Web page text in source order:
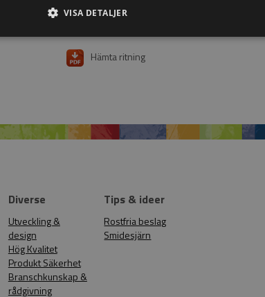
Weight
Hämta ritning
Diverse
Utveckling &
design
Hög Kvalitet
Produkt Säkerhet
Branschkunskap &
rådgivning
Tips & ideer
Rostfria beslag
Smidesjärn
VISA DETALJER